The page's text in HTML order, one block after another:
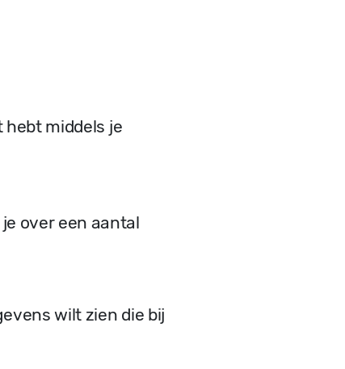
hebt middels je
over een aantal
wilt zien die bij